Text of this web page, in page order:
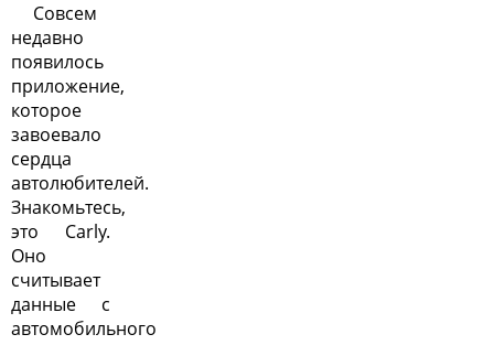
Совсем
недавно
появилось
приложение,
которое
завоевало
сердца
автолюбителей.
Знакомьтесь,
это Carly.
Оно
считывает
данные с
автомобильного